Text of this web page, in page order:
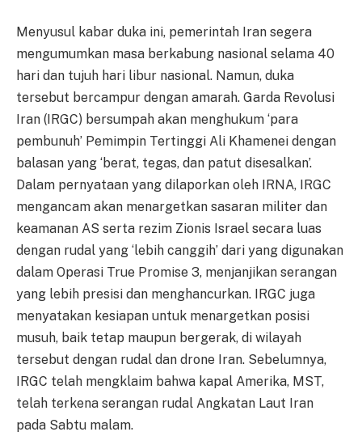
Menyusul kabar duka ini, pemerintah Iran segera
mengumumkan masa berkabung nasional selama 40
hari dan tujuh hari libur nasional. Namun, duka
tersebut bercampur dengan amarah. Garda Revolusi
Iran (IRGC) bersumpah akan menghukum ‘para
pembunuh’ Pemimpin Tertinggi Ali Khamenei dengan
balasan yang ‘berat, tegas, dan patut disesalkan’.
Dalam pernyataan yang dilaporkan oleh IRNA, IRGC
mengancam akan menargetkan sasaran militer dan
keamanan AS serta rezim Zionis Israel secara luas
dengan rudal yang ‘lebih canggih’ dari yang digunakan
dalam Operasi True Promise 3, menjanjikan serangan
yang lebih presisi dan menghancurkan. IRGC juga
menyatakan kesiapan untuk menargetkan posisi
musuh, baik tetap maupun bergerak, di wilayah
tersebut dengan rudal dan drone Iran. Sebelumnya,
IRGC telah mengklaim bahwa kapal Amerika, MST,
telah terkena serangan rudal Angkatan Laut Iran
pada Sabtu malam.